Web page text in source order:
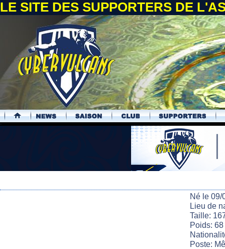
LE SITE DES SUPPORTERS DE
.
Né le 09/
Lieu de
Taille:
Poids:
Poste: